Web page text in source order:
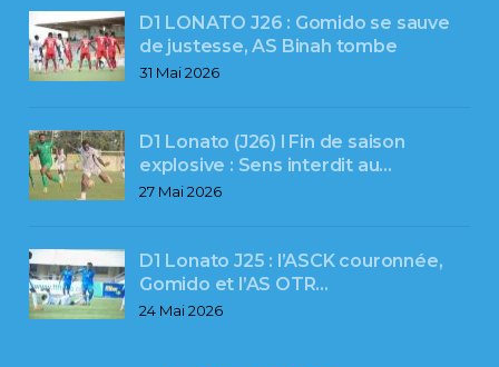
D1 LONATO J26 : Gomido se sauve
de justesse, AS Binah tombe
31 Mai 2026
D1 Lonato (J26) l Fin de saison
explosive : Sens interdit au…
27 Mai 2026
D1 Lonato J25 : l’ASCK couronnée,
Gomido et l’AS OTR…
24 Mai 2026